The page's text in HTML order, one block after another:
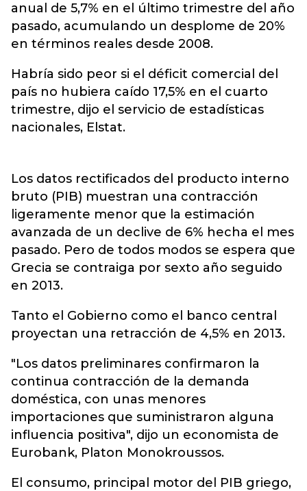
anual de 5,7% en el último trimestre del año
pasado, acumulando un desplome de 20%
en términos reales desde 2008.
Habría sido peor si el déficit comercial del
país no hubiera caído 17,5% en el cuarto
trimestre, dijo el servicio de estadísticas
nacionales, Elstat.
Los datos rectificados del producto interno
bruto (PIB) muestran una contracción
ligeramente menor que la estimación
avanzada de un declive de 6% hecha el mes
pasado. Pero de todos modos se espera que
Grecia se contraiga por sexto año seguido
en 2013.
Tanto el Gobierno como el banco central
proyectan una retracción de 4,5% en 2013.
"Los datos preliminares confirmaron la
continua contracción de la demanda
doméstica, con unas menores
importaciones que suministraron alguna
influencia positiva", dijo un economista de
Eurobank, Platon Monokroussos.
El consumo, principal motor del PIB griego,